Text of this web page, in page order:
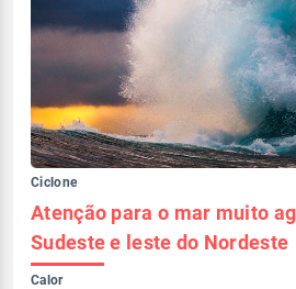
Ciclone
Atenção para o mar muito
Sudeste e leste do Nordeste
Calor